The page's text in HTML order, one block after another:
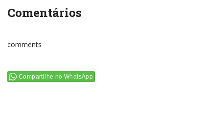
Comentários
comments
Compartilhe no WhatsApp